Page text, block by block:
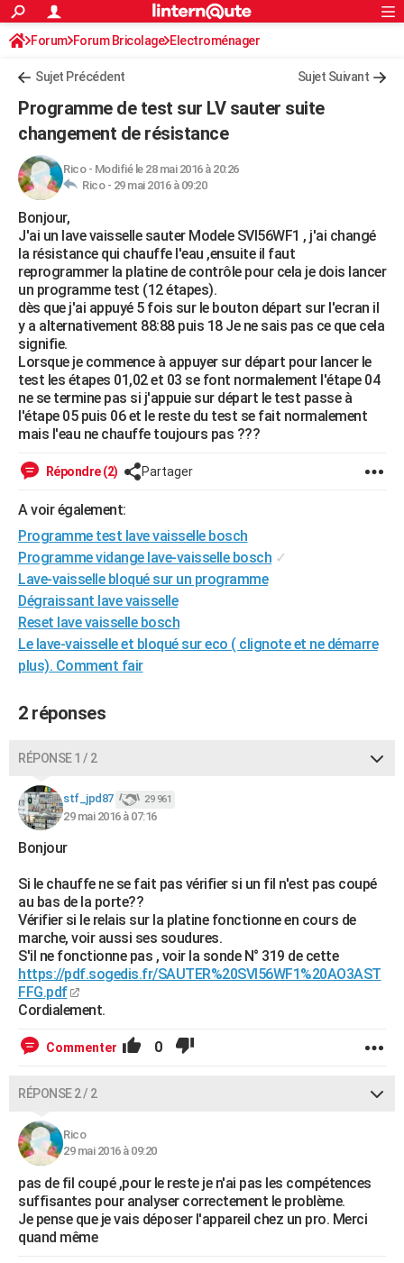
ACTUALITÉS
Politique
Société
Faits Divers
Education
Monde
Villes
+
Programme TV
Streaming
Cinéma
Sorties cinéma
Musique
FINANCE
Retraite
Impôts
Epargne
Immobilier
Risques naturels par ville
Banque
Assurance
Crédit
AUTO
Essais
Réserver un essai
Citadines
Berlines
SUV
Forum auto
HIGH-TECH
Mobiles
Meilleur smartphone
Internet
Ordinateurs
Jeux vidéo
Guide high-tech
+BRICOLAGE
Forum
Aménagement intérieur
Extérieur
Cuisine
Salle de bains
Jardinage
Rangement
WEEK-END
Guides de France
Escapades
Patrimoine
Expositions
Musées
Week-end nature
+LIFESTYLE
Art de vivre
Bien-être
Loisirs
Mode
Modes de vie
SANTE
Alimentation
Guide de la santé
Maladies
Médicaments
Sommeil
VOYAGE
Destinations
City break
Voyage nature
Voyage de noces
Forum
Climat
+PHOTO
GUIDES D'ACHAT
CARTE DE VOEUX
Carte de Noël
Carte Bonne année
Carte Saint-Valentin
Carte Pâques
Carte d'anniversaire
DICTIONNAIRE
Dictionnaire
Biographies
Citations
Expressions
Proverbes
PROGRAMME TV
COPAINS D'AVANT
S'inscrire
Se connecter
Lycées
Collèges
Primaires
Universités
Entreprises
Service militaire
Avis de recherche
FORUM
Bricolage
Lifestyle
Culture
Sport
Auto
Television
Voyage
Cinema
S'inscrire
Connexion
Forum Forum Bricolage Electroménager
Sujet Précédent Sujet Suivant
Programme de test sur LV sauter suite
changement de résistance
Rico- Modifié le 28 mai 2016 à 20:26
Rico - 29 mai 2016 à 09:20
Bonjour,
J'ai un lave vaisselle sauter Modele SVI56WF1 , j'ai changé
la résistance qui chauffe l'eau ,ensuite il faut
reprogrammer la platine de contrôle pour cela je dois lancer
un programme test (12 étapes).
dès que j'ai appuyé 5 fois sur le bouton départ sur l'ecran il
y a alternativement 88:88 puis 18 Je ne sais pas ce que cela
signifie.
Lorsque je commence à appuyer sur départ pour lancer le
test les étapes 01,02 et 03 se font normalement l'étape 04
ne se termine pas si j'appuie sur départ le test passe à
l'étape 05 puis 06 et le reste du test se fait normalement
mais l'eau ne chauffe toujours pas ???
Répondre (2) Partager
A voir également:
Programme test lave vaisselle bosch
Programme vidange lave-vaisselle bosch ✓
Lave-vaisselle bloqué sur un programme
Dégraissant lave vaisselle
Reset lave vaisselle bosch
Le lave-vaisselle et bloqué sur eco ( clignote et ne démarre
plus). Comment fair
2 réponses
RÉPONSE 1 / 2
stf_jpd87 29 961
29 mai 2016 à 07:16
Bonjour
Si le chauffe ne se fait pas vérifier si un fil n'est pas coupé
au bas de la porte??
Vérifier si le relais sur la platine fonctionne en cours de
marche, voir aussi ses soudures.
S'il ne fonctionne pas , voir la sonde N° 319 de cette
https://pdf.sogedis.fr/SAUTER%20SVI56WF1%20AO3AST
FFG.pdf
Cordialement.
Commenter 0
RÉPONSE 2 / 2
Rico
29 mai 2016 à 09:20
pas de fil coupé ,pour le reste je n'ai pas les compétences
suffisantes pour analyser correctement le problème.
Je pense que je vais déposer l'appareil chez un pro. Merci
quand même